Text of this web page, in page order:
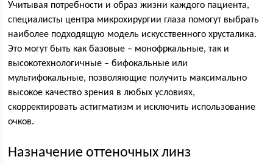
Учитывая потребности и образ жизни каждого пациента,
специалисты центра микрохирургии глаза помогут выбрать
наиболее подходящую модель искусственного хрусталика.
Это могут быть как базовые – монофркальные, так и
высокотехнологичные – бифокальные или
мультифокальные, позволяющие получить максимально
высокое качество зрения в любых условиях,
скорректировать астигматизм и исключить использование
очков.
Назначение оттеночных линз